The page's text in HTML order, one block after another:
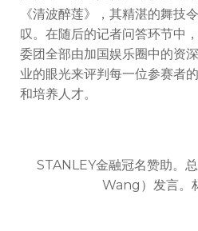
《清波醉莲》，其精湛的舞技
叹。在随后的记者问答环节中
委团全部由加国娱乐圈中的资
业的眼光来评判每一位参赛者
和培养人才。
STANLEY金融冠名赞助。
Wang）发言。